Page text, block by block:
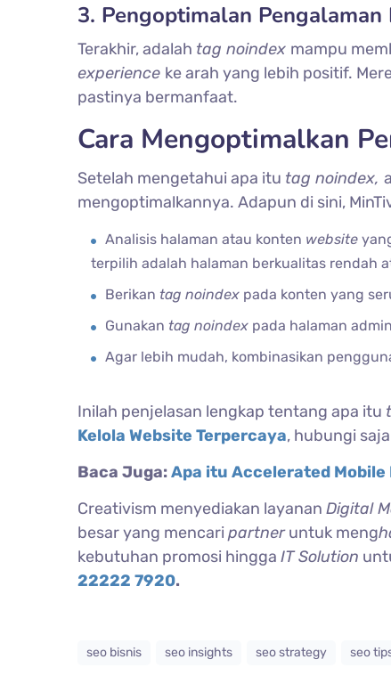
3. Pengoptimalan Pengalaman
Terakhir, adalah tag noindex mampu
experience ke arah yang lebih positif.
pastinya bermanfaat.
Cara Mengoptimalkan
Setelah mengetahui apa itu tag noindex,
mengoptimalkannya. Adapun di sini,
Analisis halaman atau konten website
terpilih adalah halaman berkualitas rendah
Berikan tag noindex pada konten yang
Gunakan tag noindex pada halaman
Agar lebih mudah, kombinasikan
Inilah penjelasan lengkap tentang apa itu
Kelola Website Terpercaya, hubungi
Baca Juga:Apa itu Accelerated Mobile
Creativism menyediakan layanan Digital
besar yang mencari partneruntuk meng
kebutuhan promosi hingga IT Solution
22222 7920.
seo bisnis seo insights seo strategy seo